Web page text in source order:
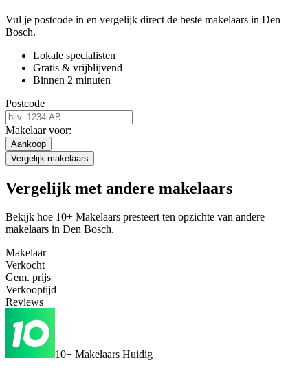
Vul je postcode in en vergelijk direct de beste makelaars in Den
Bosch.
Lokale specialisten
Gratis & vrijblijvend
Binnen 2 minuten
Postcode
Makelaar voor:
Aankoop
Vergelijk makelaars
Vergelijk met andere makelaars
Bekijk hoe 10+ Makelaars presteert ten opzichte van andere
makelaars in Den Bosch.
Makelaar
Verkocht
Gem. prijs
Verkooptijd
Reviews
10+ Makelaars Huidig